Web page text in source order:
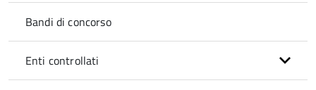
Bandi di concorso
Enti controllati